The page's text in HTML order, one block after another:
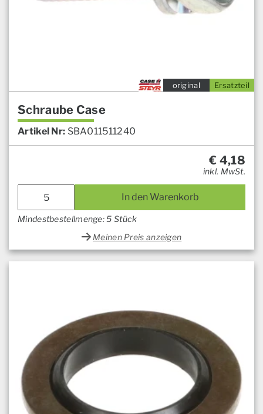
Ersatzteil
original
Schraube Case
Artikel Nr: SBA011511240
€ 4,18
inkl. MwSt.
In den Warenkorb
Mindestbestellmenge: 5 Stück
Meinen Preis anzeigen